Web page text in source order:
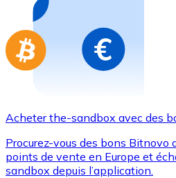
Aller à la boutique de cartes-
Acheter the-sandbox avec des
Procurez-vous des bons Bitnovo
points de vente en Europe et
sandbox depuis l’application.